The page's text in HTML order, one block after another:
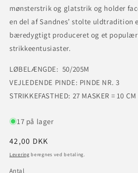
mønsterstrik og glatstrik og holder
en del af Sandnes’ stolte uldtradition
bæredygtigt produceret og et
strikkeentusiaster.
LØBELÆNGDE: 50/205M
VEJLEDENDE PINDE: PINDE NR. 3
STRIKKEFASTHED: 27 MASKER = 10 CM
17 på lager
Normalpris
42,00 DKK
Levering beregnes ved betaling.
Antal